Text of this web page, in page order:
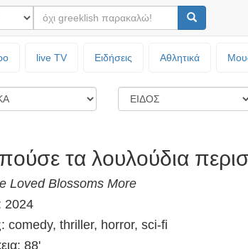
live TV Ειδήσεις Αθλητικά
τα λουλούδια
Loved Blossoms More
2024
comedy, thriller, horror, sci-fi
88'